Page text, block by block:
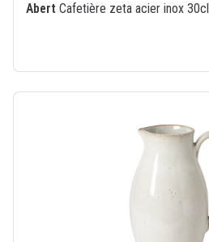
Abert Cafetière zeta acier inox 30cl